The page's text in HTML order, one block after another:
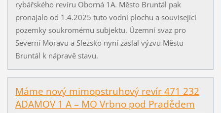
rybářského revíru Oborná 1A. Město Bruntál pak
pronajalo od 1.4.2025 tuto vodní plochu a související
pozemky soukromému subjektu. Územní svaz pro
Severní Moravu a Slezsko nyní zaslal výzvu Městu
Bruntál k nápravě stavu.
Máme nový mimopstruhový revír 471 232
ADAMOV 1 A – MO Vrbno pod Pradědem